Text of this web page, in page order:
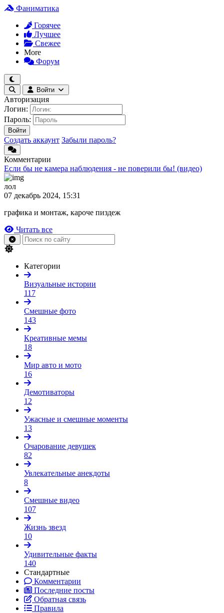
Фаниматика
Горячее
Лучшее
Свежее
More
Форум
Войти
Авторизация
Логин:
Пароль:
Войти
Создать аккаунт Забыли пароль?
Комментарии
Если бы не камера наблюдения - не поверили бы! (видео)
лол
07 декабрь 2024, 15:31
графика и монтаж, кароче пиздеж
Читать все
Категории
Визуальные истории
117
Смешные фото
143
Креативные мемы
18
Мир авто и мото
16
Демотиваторы
12
Ужасные и смешные моменты
13
Очарование девушек
82
Увлекательные анекдоты
8
Смешные видео
107
Жизнь звезд
10
Удивительные факты
140
Стандартные
Комментарии
Последние посты
Обратная связь
Правила